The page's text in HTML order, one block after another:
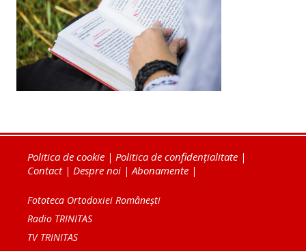
Politica de cookie | Politica de confidențialitate |
Contact| Despre noi |Abonamente |
Fototeca Ortodoxiei Românești
Radio TRINITAS
TV TRINITAS